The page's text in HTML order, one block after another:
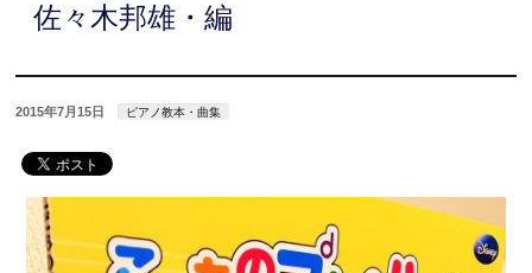
佐々木邦雄・編
2015年7月15日 ピアノ教本・曲集